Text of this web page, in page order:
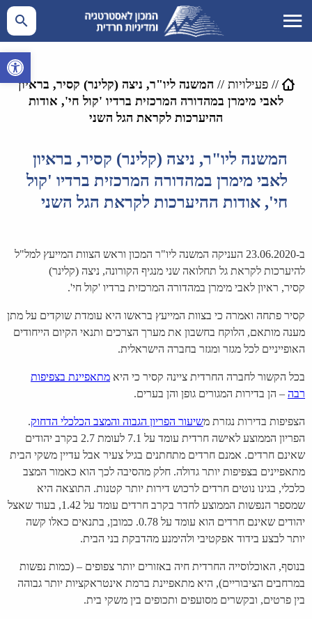
פתח
//פעילויות // המשנה ליו"ר, ניצה (קלינר) קסיר, בראיון
לאבי מימרן במהדורה המרכזית ברדיו 'קול חי', אודות
ההיערכות לקראת הגל השני
המשנה ליו"ר, ניצה (קלינר) קסיר, בראיון
לאבי מימרן במהדורה המרכזית ברדיו 'קול
חי', אודות ההיערכות לקראת הגל השני
ב-23.06.2020 העניקה המשנה ליו"ר המכון וראש הצוות המייעץ למל"ל
להיערכות לקראת גל תחלואה שני מנגיף הקורונה, ניצה (קלינר)
קסיר, ראיון לאבי מימרן במהדורה המרכזית ברדיו 'קול חי'.
קסיר פתחה ואמרה כי בצוות המייעץ בראשו היא עומדת שוקדים על מתן
מענה מותאם, הלוקח בחשבון את מערך הצרכים ותנאי הקיום הייחודים
האופייניים לכל מגזר ומגזר בחברה הישראלית.
בכל הקשור לחברה החרדית ציינה קסיר כי היא מתאפיינת בצפיפות
רבה – הן בדירות המגורים גופן והן בערים.
הצפיפות בדירות נגזרת משיעור הפריון הגבוה והמצב הכלכלי הדחוק.
הפריון הממוצע לאישה חרדית עומד על 7.1 לעומת 2.7 בקרב יהודים
שאינם חרדים. אמנם חרדים מתחתנים בגיל צעיר אבל עדיין משקי הבית
מתאפיינים בצפיפות יותר גדולה. חלק מהסיבה לכך הוא כאמור המצב
כלכלי, בגינו נוטים חרדים לרכוש דירות יותר קטנות. התוצאה היא
שמספר הנפשות הממוצע לחדר בקרב חרדים עומד על 1.42, בעוד שאצל
יהודים שאינם חרדים הוא עומד על 0.78. כמובן, בתנאים כאלו קשה
יותר לבצע בידוד אפקטיבי ולהימנע מהדבקת בני הבית.
בנוסף, האוכלוסייה החרדית חיה באזורים יותר צפופים – (כמות נפשות
במרחבים הציבוריים), היא מתאפיינת ברמת אינטראקציות יותר גבוהה
בין פרטים, ובקשרים מסועפים ותכופים בין משקי בית.